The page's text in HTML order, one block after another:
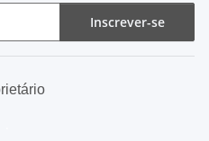
Inscrever-se